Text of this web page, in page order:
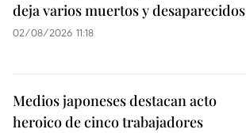
deja varios muertos y desaparecidos
02/08/2026 11:18
Medios japoneses destacan acto
heroico de cinco trabajadores